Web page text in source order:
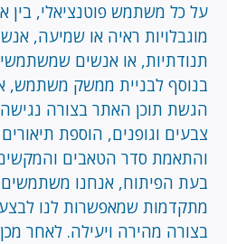
על כל משתמש פוטנציאלי, בין
מוגבלויות ראיה או שמיעה,
תנודתיות, או אנשים
בנוסף לבניית ממשק משתמש,
הגשת תוכן האתר בצורה
צבעים וגופנים, הוספת
והתאמת סדר הטאבים
בעת הפיתוח, אנחנו משתמשים
מתקדמות שמאפשרות לנו
בצורה מהירה ויעילה. לאחר